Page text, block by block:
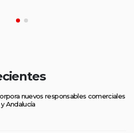
nuevos responsables comerciales
Andalucía